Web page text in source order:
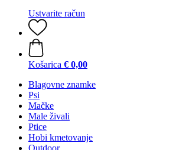
Ustvarite račun
Košarica € 0,00
Blagovne znamke
Psi
Mačke
Male živali
Ptice
Hobi kmetovanje
Outdoor